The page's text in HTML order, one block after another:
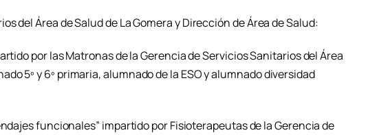
del Área de Salud de La Gomera y Dirección de Área de Salud:
por las Matronas de la Gerencia de Servicios Sanitarios del Área
5º y 6º primaria, alumnado de la ESO y alumnado diversidad
funcionales” impartido por Fisioterapeutas de la Gerencia de